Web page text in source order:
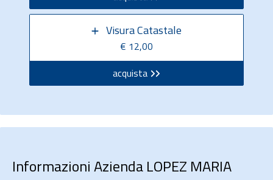
Visura Catastale
€ 12,00
acquista
Informazioni Azienda LOPEZ MARIA